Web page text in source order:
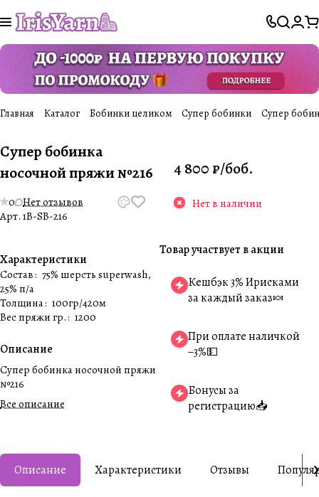
Главная Каталог Бобинки целиком Супер бобинки Супер
Супер бобинка
носочной пряжи №216
0 Нет отзывов
Арт. 1B-SB-216
Характеристики
Состав: 75% шерсть superwash,
25% п/а
Толщина: 100гр/420м
Вес пряжи гр.: 1200
Описание
Супер бобинка носочной пряжи
№216
Все описание
4 800 ₽/боб.
Нет в наличии
Товар участвует в акции
Кешбэк 3% Ирисками
за каждый заказ🍬
При оплате наличкой
−3%💵
Бонусы за
регистрацию📥
Описание Характеристики Отзывы